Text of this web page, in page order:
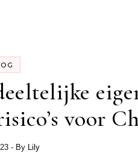
voor
- By Lily